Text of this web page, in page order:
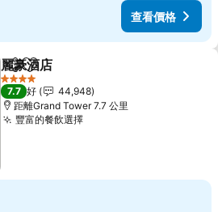
查看價格
分享 放到收藏夾
麗豪酒店
4 星級
7.7 好
44,948
距離Grand Tower 7.7 公里
豐富的餐飲選擇